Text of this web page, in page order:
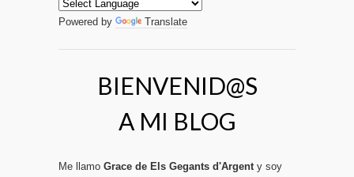
Powered by Translate
BIENVENID@S
A MI BLOG
Me llamo Grace de Els Gegants d'Argent y soy